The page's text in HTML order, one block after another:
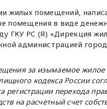
жилых помещений,
помещения в виде
ГКУ РС (Я) «Дирекция
администрацией
за изымаемое жилое
кодекса России
регистрации перехода
на расчетный счет